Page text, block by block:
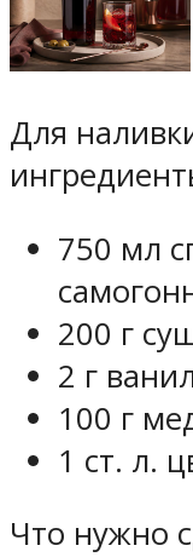
Для
750 мл
200 г
2 г
100 г
1 ст. л.
Что нужно